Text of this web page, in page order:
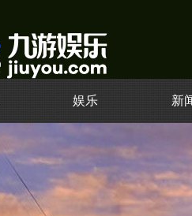
娱乐 新